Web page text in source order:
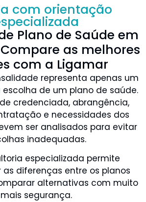
com orientação
Plano de Saúde em
Compare as melhores
com a Ligamar
representa apenas um
de um plano de saúde.
credenciada, abrangência,
e necessidades dos
ser analisados para evitar
inadequadas.
especializada permite
diferenças entre os planos
alternativas com muito
mais segurança.